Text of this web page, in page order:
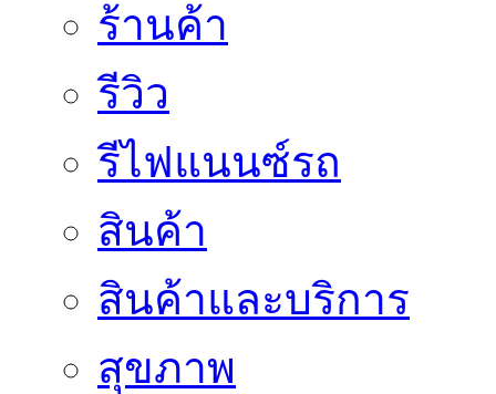
ร้านค้า
รีวิว
รีไฟแนนซ์รถ
สินค้า
สินค้าและบริการ
สุขภาพ